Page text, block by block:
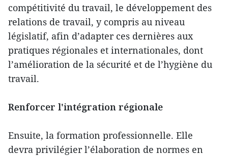
compétitivité du travail, le développement des
relations de travail, y compris au niveau
législatif, afin d’adapter ces dernières aux
pratiques régionales et internationales, dont
l’amélioration de la sécurité et de l’hygiène du
travail.
Renforcer l'intégration régionale
Ensuite, la formation professionnelle. Elle
devra privilégier l’élaboration de normes en